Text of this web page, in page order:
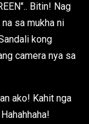
Bitin! Nag
sa mukha ni
kong
camera nya sa
ako! Kahit nga